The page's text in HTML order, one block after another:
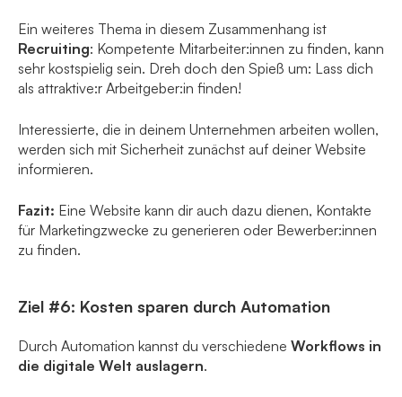
Ein weiteres Thema in diesem Zusammenhang ist
Recruiting: Kompetente Mitarbeiter:innen zu finden, kann
sehr kostspielig sein. Dreh doch den Spieß um: Lass dich
als attraktive:r Arbeitgeber:in finden!
Interessierte, die in deinem Unternehmen arbeiten wollen,
werden sich mit Sicherheit zunächst auf deiner Website
informieren.
Fazit: Eine Website kann dir auch dazu dienen, Kontakte
für Marketingzwecke zu generieren oder Bewerber:innen
zu finden.
Ziel #6: Kosten sparen durch Automation
Durch Automation kannst du verschiedene Workflows in
die digitale Welt auslagern.